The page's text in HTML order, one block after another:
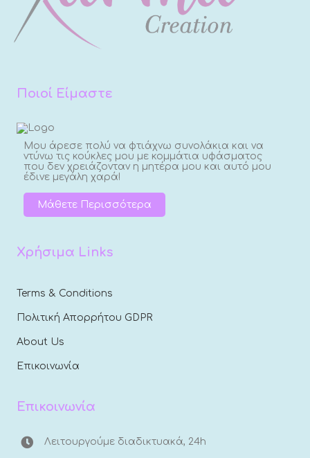
Ποιοί Είμαστε
Μου άρεσε πολύ να φτιάχνω συνολάκια και να
ντύνω τις κούκλες μου με κομμάτια υφάσματος
που δεν χρειάζονταν η μητέρα μου και αυτό μου
έδινε μεγάλη χαρά!
Μάθετε Περισσότερα
Χρήσιμα Links
Terms & Conditions
Πολιτική Απορρήτου GDPR
About Us
Επικοινωνία
Επικοινωνία
Λειτουργούμε διαδικτυακά, 24h